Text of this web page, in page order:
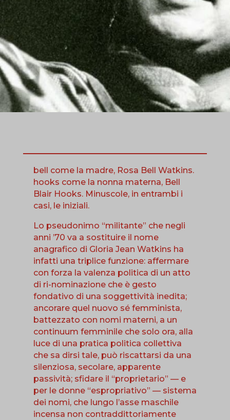
bell come la madre, Rosa Bell Watkins.
hooks come la nonna materna, Bell
Blair Hooks. Minuscole, in entrambi i
casi, le iniziali.
Lo pseudonimo “militante” che negli
anni ’70 va a sostituire il nome
anagrafico di Gloria Jean Watkins ha
infatti una triplice funzione: affermare
con forza la valenza politica di un atto
di ri-nominazione che è gesto
fondativo di una soggettività inedita;
ancorare quel nuovo sé femminista,
battezzato con nomi materni, a un
continuum femminile che solo ora, alla
luce di una pratica politica collettiva
che sa dirsi tale, può riscattarsi da una
silenziosa, secolare, apparente
passività; sfidare il “proprietario” — e
per le donne “espropriativo” — sistema
dei nomi, che lungo l’asse maschile
incensa non contraddittoriamente